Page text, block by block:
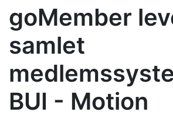
goMember
samlet
BUI - Motion